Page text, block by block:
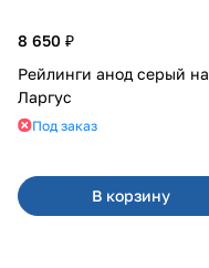
8 650 ₽
Рейлинги анод серый на
Ларгус
Под заказ
В корзину